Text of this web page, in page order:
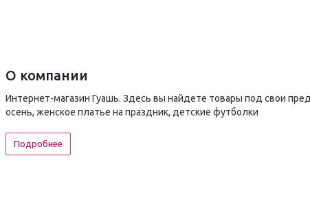
О компании
Интернет-магазин Гуашь. Здесь вы найдете товары под свои
осень, женское платье на праздник, детские футболки
Подробнее